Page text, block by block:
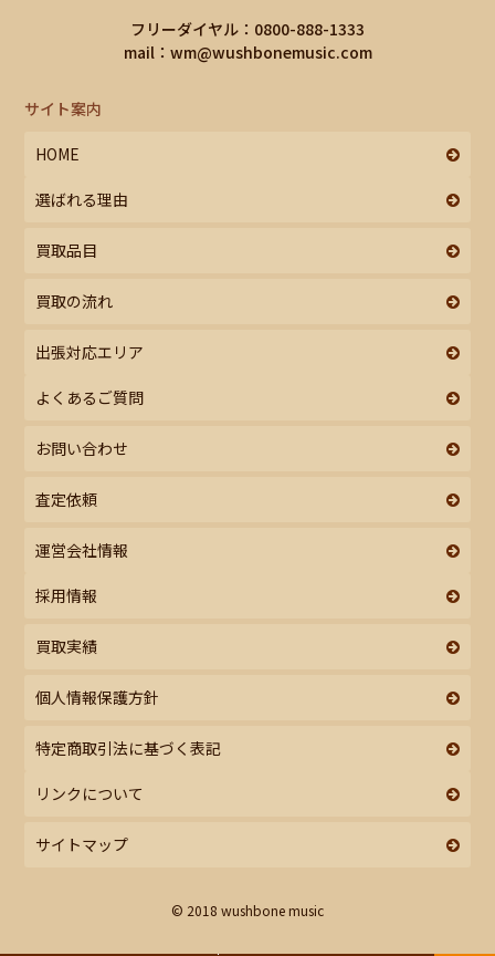
フリーダイヤル：0800-888-1333
mail： wm@wushbonemusic.com
サイト案内
HOME
選ばれる理由
買取品目
買取の流れ
出張対応エリア
よくあるご質問
お問い合わせ
査定依頼
運営会社情報
採用情報
買取実績
個人情報保護方針
特定商取引法に基づく表記
リンクについて
サイトマップ
© 2018 wushbone music